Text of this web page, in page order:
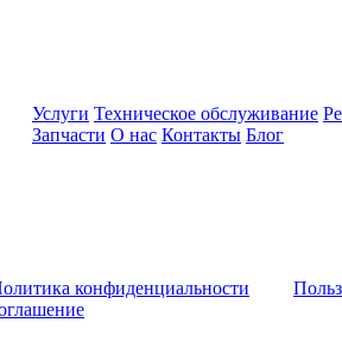
Услуги Техническое обслуживание
Запчасти О нас Контакты Блог
конфиденциальности